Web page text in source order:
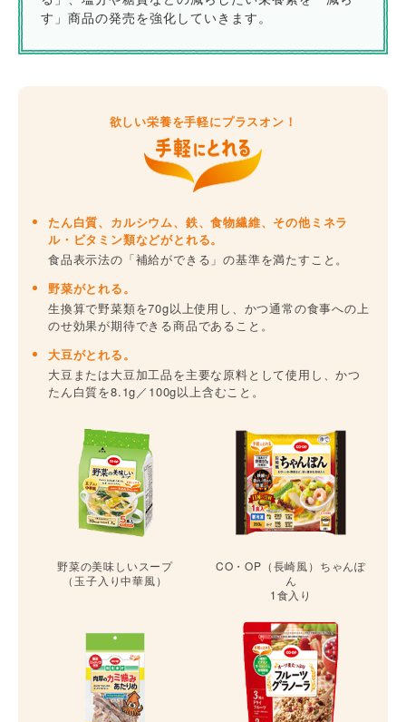
す」商品の発売を強化していきます。
欲しい栄養を手軽にプラスオン！
たん白質、カルシウム、鉄、食物繊維、その他ミネラ
ル・ビタミン類などがとれる。
食品表示法の「補給ができる」の基準を満たすこと。
野菜がとれる。
生換算で野菜類を70g以上使用し、かつ通常の食事への上
のせ効果が期待できる商品であること。
大豆がとれる。
大豆または大豆加工品を主要な原料として使用し、かつ
たん白質を8.1g／100g以上含むこと。
野菜の美味しいスープ
（玉子入り中華風）
CO・OP（長崎風）ちゃんぽ
ん
1食入り